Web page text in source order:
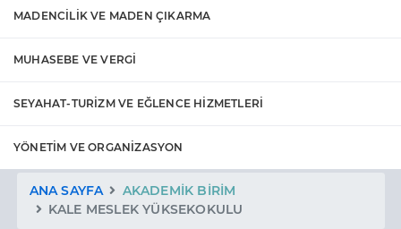
MADENCİLİK VE MADEN ÇIKARMA
MUHASEBE VE VERGİ
SEYAHAT-TURİZM VE EĞLENCE HİZMETLERİ
YÖNETİM VE ORGANİZASYON
ANA SAYFA
AKADEMIK BIRIM
KALE MESLEK YÜKSEKOKULU